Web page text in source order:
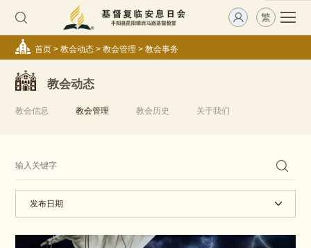
繁
首页> 教会动态> 教会管理 > 教会事务
教会动态
教会信息 教会管理 教会历史 关于我们
发布日期